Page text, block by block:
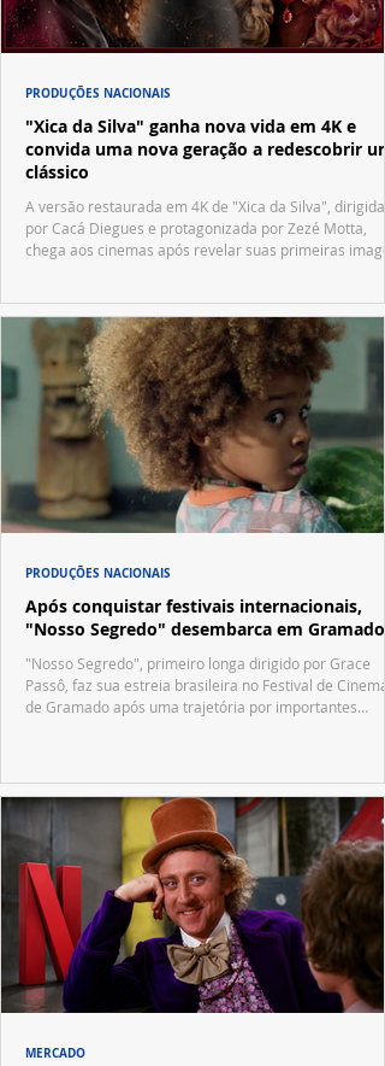
"Xica da Silva" ganha nova vida em 4K e
convida uma nova geração a redescobrir um
clássico
A versão restaurada em 4K de "Xica da Silva", dirigida
por Cacá Diegues e protagonizada por Zezé Motta,
chega aos cinemas após revelar suas primeiras
PRODUÇÕES NACIONAIS
Após conquistar festivais internacionais,
"Nosso Segredo" desembarca em Gramado
"Nosso Segredo", primeiro longa dirigido por Grace
Passô, faz sua estreia brasileira no Festival de Cinema
de Gramado após uma trajetória por importantes
PRODUÇÕES NACIONAIS
MERCADO